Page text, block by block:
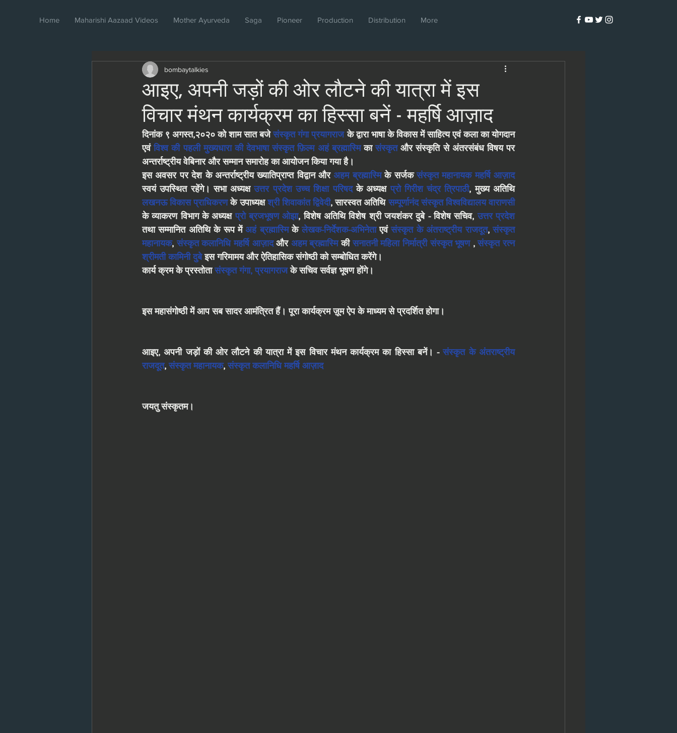
Home Maharishi Aazaad Videos Mother Ayurveda Saga Pioneer Production Distribution More
आइए, अपनी जड़ों की ओर लौटने की यात्रा में इस
विचार मंथन कार्यक्रम का हिस्सा बनें - महर्षि आज़ाद
bombaytalkies
दिनांक ९ अगस्त,२०२० को शाम सात बजे संस्कृत गंगा प्रयागराज के द्वारा भाषा के विकास में साहित्य एवं कला का योगदान
एवं विश्व की पहली मुख्यधारा की देवभाषा संस्कृत फ़िल्म अहं ब्रह्मास्मि का संस्कृत और संस्कृति से अंतरसंबंध विषय पर
अन्तर्राष्ट्रीय वेबिनार और सम्मान समारोह का आयोजन किया गया है।
इस अवसर पर देश के अन्तर्राष्ट्रीय ख्यातिप्राप्त विद्वान और अहम ब्रह्मास्मि के सर्जक संस्कृत महानायक महर्षि आज़ाद
स्वयं उपस्थित रहेंगे। सभा अध्यक्ष उत्तर प्रदेश उच्च शिक्षा परिषद के अध्यक्ष प्रो गिरीश चंद्र त्रिपाठी
, मुख्य अतिथि
लखनऊ विकास प्राधिकरण के उपाध्यक्ष श्री शिवाकांत द्विवेदी, सारस्वत अतिथि सम्पूर्णानंद संस्कृत विश्वविद्यालय वाराणसी
के व्याकरण विभाग के अध्यक्ष प्रो ब्रजभूषण ओझा, विशेष अतिथि विशेष श्री जयशंकर दुबे - विशेष सचिव, उत्तर प्रदेश
तथा सम्मानित अतिथि के रूप में अहं ब्रह्मास्मि के लेखक-निर्देशक-अभिनेता एवं संस्कृत के अंतराष्ट्रीय राजदूत, संस्कृत
महानायक, संस्कृत कलानिधि महर्षि आज़ाद और अहम ब्रह्मास्मि की सनातनी महिला निर्मात्री संस्कृत भूषण , संस्कृत रत्न
श्रीमती कामिनी दुबे इस गरिमामय और ऐतिहासिक संगोष्ठी को सम्बोधित करेंगे।
कार्य क्रम के प्रस्तोता संस्कृत गंगा, प्रयागराज के सचिव सर्वज्ञ भूषण होंगे।
इस महासंगोष्ठी में आप सब सादर आमंत्रित हैं। पूरा कार्यक्रम ज़ूम ऐप के माध्यम से प्रदर्शित होगा।
आइए, अपनी जड़ों की ओर लौटने की यात्रा में इस विचार मंथन कार्यक्रम का हिस्सा बनें। - संस्कृत के अंतराष्ट्रीय
राजदूत, संस्कृत महानायक, संस्कृत कलानिधि महर्षि आज़ाद
जयतु संस्कृतम।